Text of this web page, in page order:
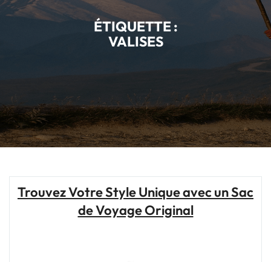
ÉTIQUETTE :
VALISES
Trouvez Votre Style Unique avec un Sac
de Voyage Original